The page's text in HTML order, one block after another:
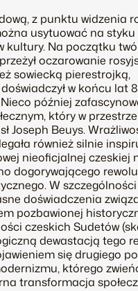
z punktu widzenia
usytuować na
kultury. Na początku
oczarowanie
sowiecką pierestrojką,
w końcu lat
później
który w
Joseph Beuys.
również silnie
nieoficjalnej czeskiej
dogorywającego
W szczególności
doświadczenia
pozbawionej
czeskich Sudetów
dewastacją tego
się drugiego
którego
transformacja